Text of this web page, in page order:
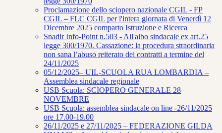
Proclamazione dello sciopero nazionale CGIL - FP
CGIL – FLC CGIL per l'intera giornata di Venerdì 12
Dicembre 2025 comparto Istruzione e Ricerca
Snadir Info-Point n.503 - All'albo sindacale ex art.25
legge 300/1970. Cassazione: la procedura straordinaria
non sana l’abuso reiterato dei contratti a termine del
24/11/2025
05/12/2025– UIL-SCUOLA RUA LOMBARDIA –
Assemblea sindacale regionale
USB Scuola: SCIOPERO GENERALE 28
NOVEMBRE
USB Scuola: assemblea sindacale on line -26/11/2025
ore 17.00-19.00
26/11/2025 e 27/11/2025 – FEDERAZIONE GILDA